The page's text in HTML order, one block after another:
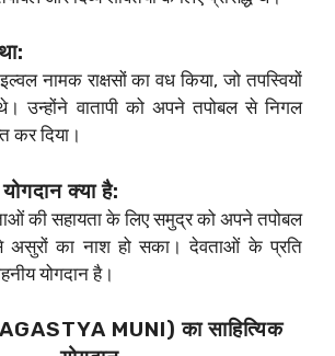
नामक राक्षसों का वध किया, जो तपस्वियों
उन्होंने वातापी को अपने तपोबल से निगल
कर दिया।
क्या है:
की सहायता के लिए समुद्र को अपने तपोबल
असुरों का नाश हो सका। देवताओं के प्रति
योगदान है।
MUNI) का साहित्यिक